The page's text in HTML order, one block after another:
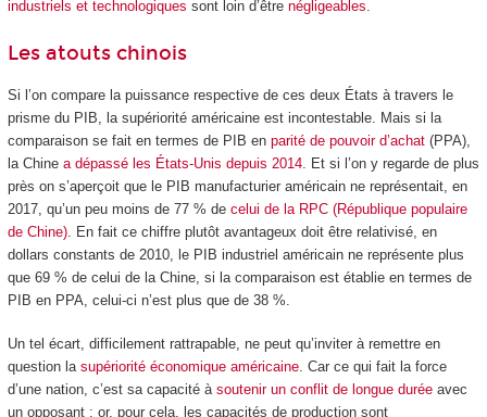
industriels et technologiques sont loin d’être négligeables.
Les atouts chinois
Si l’on compare la puissance respective de ces deux États à travers le
prisme du PIB, la supériorité américaine est incontestable. Mais si la
comparaison se fait en termes de PIB en parité de pouvoir d’achat(PPA),
la Chine a dépassé les États-Unis depuis 2014. Et si l’on y regarde de plus
près on s’aperçoit que le PIB manufacturier américain ne représentait, en
2017, qu’un peu moins de 77 % de celui de la RPC (République populaire
de Chine). En fait ce chiffre plutôt avantageux doit être relativisé, en
dollars constants de 2010, le PIB industriel américain ne représente plus
que 69 % de celui de la Chine, si la comparaison est établie en termes de
PIB en PPA, celui-ci n’est plus que de 38 %.
Un tel écart, difficilement rattrapable, ne peut qu’inviter à remettre en
question la supériorité économique américaine. Car ce qui fait la force
d’une nation, c’est sa capacité à soutenir un conflit de longue duréeavec
un opposant ; or, pour cela, les capacités de production sont